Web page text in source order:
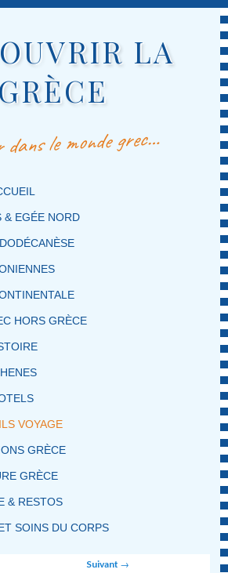
LA
GRÈCE
dans le monde grec…
PRINCIPALE
SECONDAIRE
& EGÉE NORD
HORS GRÈCE
VOYAGE
GRÈCE
GRÈCE
& RESTOS
SOINS DU CORPS
Suivant →